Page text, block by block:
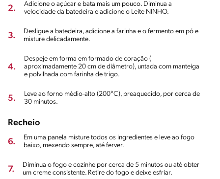
2.
Adicione o açúcar e bata mais um pouco. Diminua a
velocidade da batedeira e adicione o Leite NINHO.
3.
Desligue a batedeira, adicione a farinha e o fermento em pó e
misture delicadamente.
4.
Despeje em forma em formado de coração (
aproximadamente 20 cm de diâmetro), untada com manteiga
e polvilhada com farinha de trigo.
5.
Leve ao forno médio-alto (200°C), preaquecido, por cerca de
30 minutos.
Recheio
6.
Em uma panela misture todos os ingredientes e leve ao fogo
baixo, mexendo sempre, até ferver.
7.
Diminua o fogo e cozinhe por cerca de 5 minutos ou até obter
um creme consistente. Retire do fogo e deixe esfriar.